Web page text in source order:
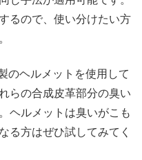
るので、使い分けたい方
のヘルメットを使用して
らの合成皮革部分の臭い
ヘルメットは臭いがこも
る方はぜひ試してみてく